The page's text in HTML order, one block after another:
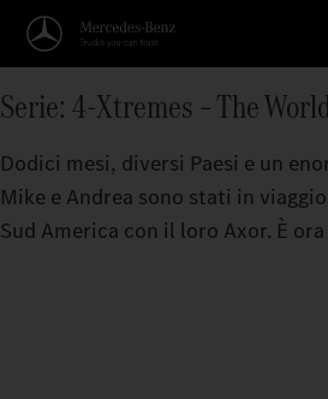
Serie: 4-Xtremes – The
Dodici mesi, diversi Paesi e un
Mike e Andrea sono stati in
Sud America con il loro Axor. È